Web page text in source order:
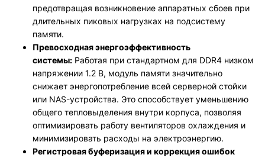
предотвращая возникновение аппаратных сбоев при
длительных пиковых нагрузках на подсистему
памяти.
Превосходная энергоэффективность
системы: Работая при стандартном для DDR4 низком
напряжении 1.2 В, модуль памяти значительно
снижает энергопотребление всей серверной стойки
или NAS-устройства. Это способствует уменьшению
общего тепловыделения внутри корпуса, позволяя
оптимизировать работу вентиляторов охлаждения и
минимизировать расходы на электроэнергию.
Регистровая буферизация и коррекция ошибок